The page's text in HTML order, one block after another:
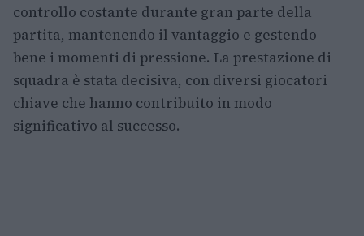
controllo costante durante gran parte della
partita, mantenendo il vantaggio e gestendo
bene i momenti di pressione. La prestazione di
squadra è stata decisiva, con diversi giocatori
chiave che hanno contribuito in modo
significativo al successo.